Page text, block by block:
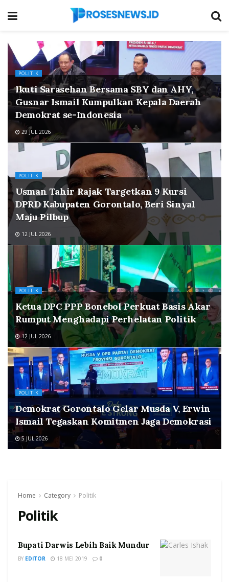
POLITIK
Ikuti Sarasehan Bersama SBY dan AHY,
Gusnar Ismail Kumpulkan Kepala Daerah
Demokrat se-Indonesia
29 JUL 2026
POLITIK
Usman Tahir Rajak Targetkan 9 Kursi
DPRD Kabupaten Gorontalo, Beri Sinyal
Maju Pilbup
12 JUL 2026
POLITIK
Ketua DPC PPP Bonebol Perkuat Basis Akar
Rumput Menghadapi Perhelatan Politik
12 JUL 2026
POLITIK
Demokrat Gorontalo Gelar Musda V, Erwin
Ismail Tegaskan Komitmen Jaga Demokrasi
5 JUL 2026
Home Category Politik
Politik
Bupati Darwis Lebih Baik Mundur
BY EDITOR 18 MEI 2019 0